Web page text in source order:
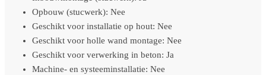
Opbouw (stucwerk): Nee
Geschikt voor installatie op hout: Nee
Geschikt voor holle wand montage: Nee
Geschikt voor verwerking in beton: Ja
Machine- en systeeminstallatie: Nee